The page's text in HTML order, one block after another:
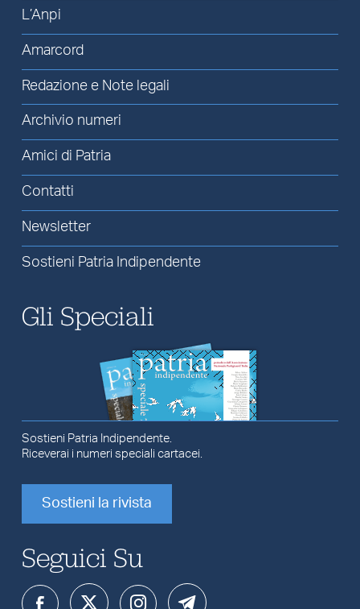
L’Anpi
Amarcord
Redazione e Note legali
Archivio numeri
Amici di Patria
Contatti
Newsletter
Sostieni Patria Indipendente
Gli Speciali
Sostieni Patria Indipendente.
Riceverai i numeri speciali cartacei.
Sostieni la rivista
Seguici Su